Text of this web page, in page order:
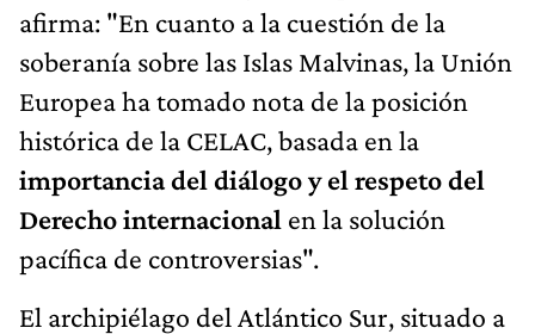
afirma: "En cuanto a la cuestión de la
soberanía sobre las Islas Malvinas, la Unión
Europea ha tomado nota de la posición
histórica de la CELAC, basada en la
importancia del diálogo y el respeto del
Derecho internacional en la solución
pacífica de controversias".
El archipiélago del Atlántico Sur, situado a